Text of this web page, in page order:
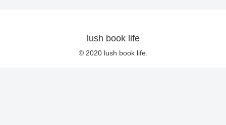
lush book life
© 2020 lush book life.